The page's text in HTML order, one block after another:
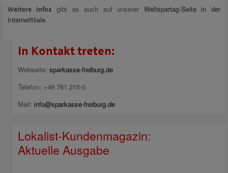
Weitere Infos gibt es auch auf unserer Weltspartag-Seite in der
Internetfiliale.
In Kontakt treten:
Webseite: sparkasse-freiburg.de
Telefon: +49 761 215-0
Mail: info@sparkasse-freiburg.de
Lokalist-Kundenmagazin:
Aktuelle Ausgabe